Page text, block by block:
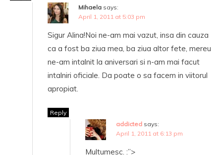
Mihaela says:
April 1, 2011 at 5:03 pm
Sigur Alina!Noi ne-am mai vazut, insa din cauza
ca a fost ba ziua mea, ba ziua altor fete, mereu
ne-am intalnit la aniversari si n-am mai facut
intalniri oficiale. Da poate o sa facem in viitorul
apropiat.
Reply
addicted says:
April 1, 2011 at 6:13 pm
Multumesc. :”>